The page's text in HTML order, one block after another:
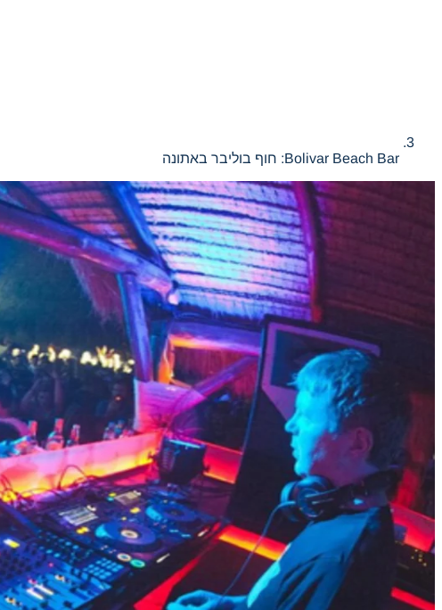
Bolivar Beach Bar: חוף בוליבר באתונה